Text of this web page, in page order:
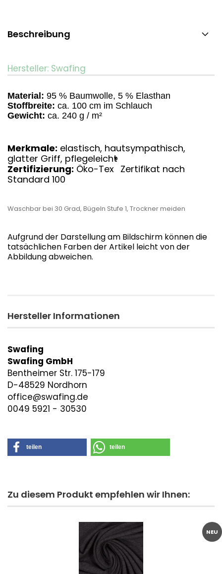
Beschreibung
Hersteller: Swafing
Material: 95 % Baumwolle, 5 % Elasthan
Stoffbreite: ca. 100 cm im Schlauch
Gewicht: ca. 240 g / m²
Merkmale: elastisch, hautsympathisch,
glatter Griff, pflegeleicht
Zertifizierung: Öko-Tex
®
Zertifikat nach
Standard 100
Waschbar bei 30 Grad, Bügeln Stufe 1, Trockner meiden
Aufgrund der Darstellung am Bildschirm können die
tatsächlichen Farben der Artikel leicht von der
Abbildung abweichen.
Hersteller Informationen
Swafing
Swafing GmbH
Bentheimer Str. 175-179
D-48529 Nordhorn
office@swafing.de
0049 5921 - 30530
teilen teilen
Zu diesem Produkt empfehlen wir Ihnen:
NEU